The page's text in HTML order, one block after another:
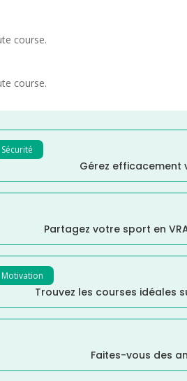
course.
course.
Sécurité
Gérez efficacement
Partagez votre sport en
Motivation
Trouvez les courses idéales
Faites-vous des